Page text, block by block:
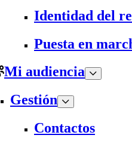
Identidad del
Puesta en
Mi audiencia
Gestión
Contactos